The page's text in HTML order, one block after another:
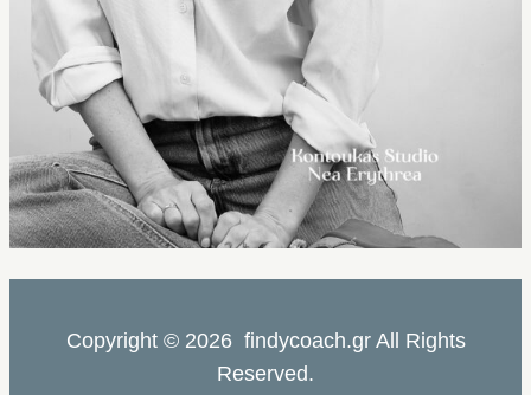
Copyright © 2026 findycoach.gr All Rights
Reserved.